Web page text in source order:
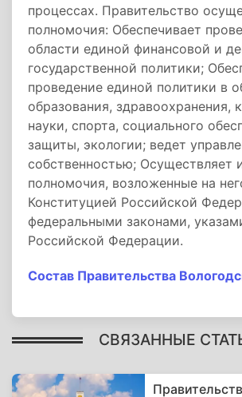
процессах. Правительство
полномочия: Обеспечивает
области единой финансовой и
государственной политики;
проведение единой политики в
образования, здравоохранения,
науки, спорта, социального
защиты, экологии; ведет
собственностью; Осуществляет
полномочия, возложенные на
Конституцией Российской
федеральными законами,
Российской Федерации.
Состав Правительства
СВЯЗАННЫЕ